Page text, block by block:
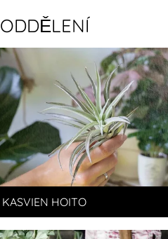
ODDĚLENÍ
KASVIEN HOITO